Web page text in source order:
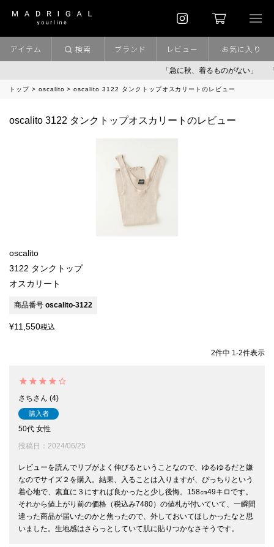
「急に秋、着るものがない」
アイテム 検索 ブランド レビュー お気に入り
トップ oscalito oscalito 3122 タンクトップオスカリートのレビュー
oscalito 3122 タンクトップオスカリートのレビュー
oscalito
3122 タンクトップ
オスカリート
商品番号 oscalito-3122
¥11,550税込
2件中 1-2件表示
さち 4
購入者
50代 女性
投稿日
2024/06/25
レビューを読んでリブがよく伸びるということなので、ゆるゆるだと嫌
なのでサイズ２を購入。結果、入ることは入りますが、ぴっちりという
着心地で、素直に３にすれば良かったと少し後悔。158㎝49キロです。
それから値上がり前の価格（税込み7480）の値札が付いていて、一瞬間
違った商品が届いたのかと焦ったので、外しておいてほしかったなと思
いました。生地感はさらっとしていて肌に貼りつかなさそうです。